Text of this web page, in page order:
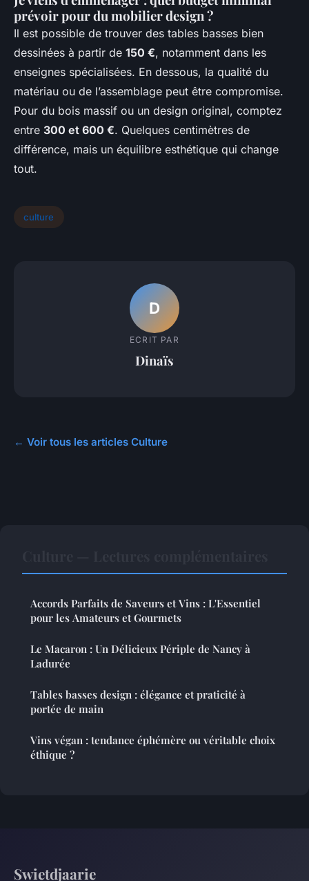
prévoir pour du mobilier design ?
Il est possible de trouver des tables basses bien
dessinées à partir de 150 €, notamment dans les
enseignes spécialisées. En dessous, la qualité du
matériau ou de l’assemblage peut être compromise.
Pour du bois massif ou un design original, comptez
entre 300 et 600 €. Quelques centimètres de
différence, mais un équilibre esthétique qui change
tout.
culture
D
ECRIT PAR
Dinaïs
← Voir tous les articles Culture
Accords Parfaits de Saveurs et Vins : L'Essentiel
pour les Amateurs et Gourmets
Le Macaron : Un Délicieux Périple de Nancy à
Ladurée
Tables basses design : élégance et praticité à
portée de main
Vins végan : tendance éphémère ou véritable choix
éthique ?
Swietdjaarie